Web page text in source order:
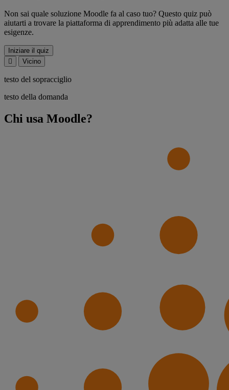
Non sai quale soluzione Moodle fa al caso tuo? Questo quiz può
aiutarti a trovare la piattaforma di apprendimento più adatta alle tue
esigenze.
Iniziare il quiz
Vicino
testo del sopracciglio
testo della domanda
Chi usa Moodle?